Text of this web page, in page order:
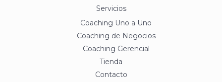
Servicios
Coaching Uno a Uno
Coaching de Negocios
Coaching Gerencial
Tienda
Contacto